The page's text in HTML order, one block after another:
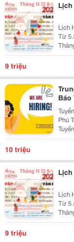
Lịch
Lịch
Từ 5.0 Đến 7.0+
Tháng 07 1/ Ielts
13/07/2026 Khung Giờ:
9 triệu
Báo
Phú Trung Tâm Ngoại Ngữ Kiến Tạo C.e.t Thông Báo
Tuyển Dụng Cet Là Một
10 triệu
Lịch
Lịch
Từ 5.0 Đến 7.0+
Tháng 07 1/ Ielts
13/07/2026 Khung Giờ:
9 triệu